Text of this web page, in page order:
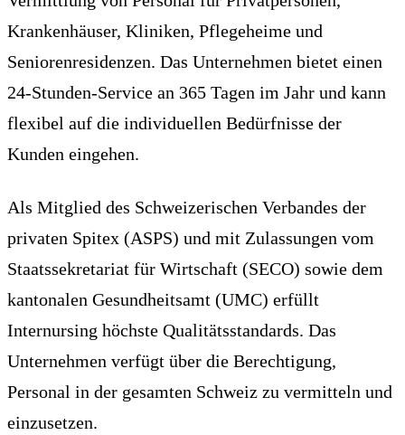
Krankenhäuser, Kliniken, Pflegeheime und
Seniorenresidenzen. Das Unternehmen bietet einen
24-Stunden-Service an 365 Tagen im Jahr und kann
flexibel auf die individuellen Bedürfnisse der
Kunden eingehen.
Als Mitglied des Schweizerischen Verbandes der
privaten Spitex (ASPS) und mit Zulassungen vom
Staatssekretariat für Wirtschaft (SECO) sowie dem
kantonalen Gesundheitsamt (UMC) erfüllt
Internursing höchste Qualitätsstandards. Das
Unternehmen verfügt über die Berechtigung,
Personal in der gesamten Schweiz zu vermitteln und
einzusetzen.